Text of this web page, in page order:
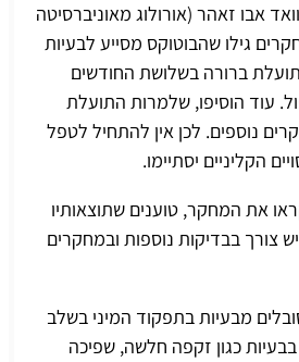
אבו זאהר (אורולוג מאוניברסיטה
גילו שהבוטוקס מסייע לבעיות
ברורה בשלושת החודשים
עוד הוסיפו, שלמרות התועלת
נוספים. לכן אין להתחיל לטפל
הקליניים יסתיימו.
את המחקר, טוענים שתוצאותיו
צורך בבדיקות נוספות ובמחקרים
סובלים מבעיות בתפקוד המיני בשלב
כגון זקפה חלשה, שפיכה